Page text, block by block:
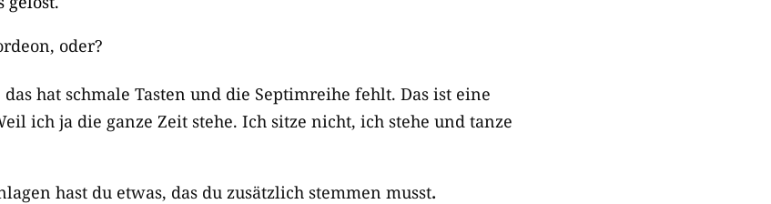
oder?
hat schmale Tasten und die Septimreihe fehlt. Das ist eine
ich ja die ganze Zeit stehe. Ich sitze nicht, ich stehe und tanze
hast du etwas, das du zusätzlich stemmen musst.